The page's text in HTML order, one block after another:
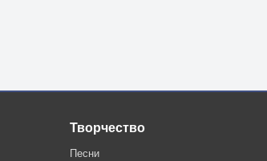
Творчество
Песни